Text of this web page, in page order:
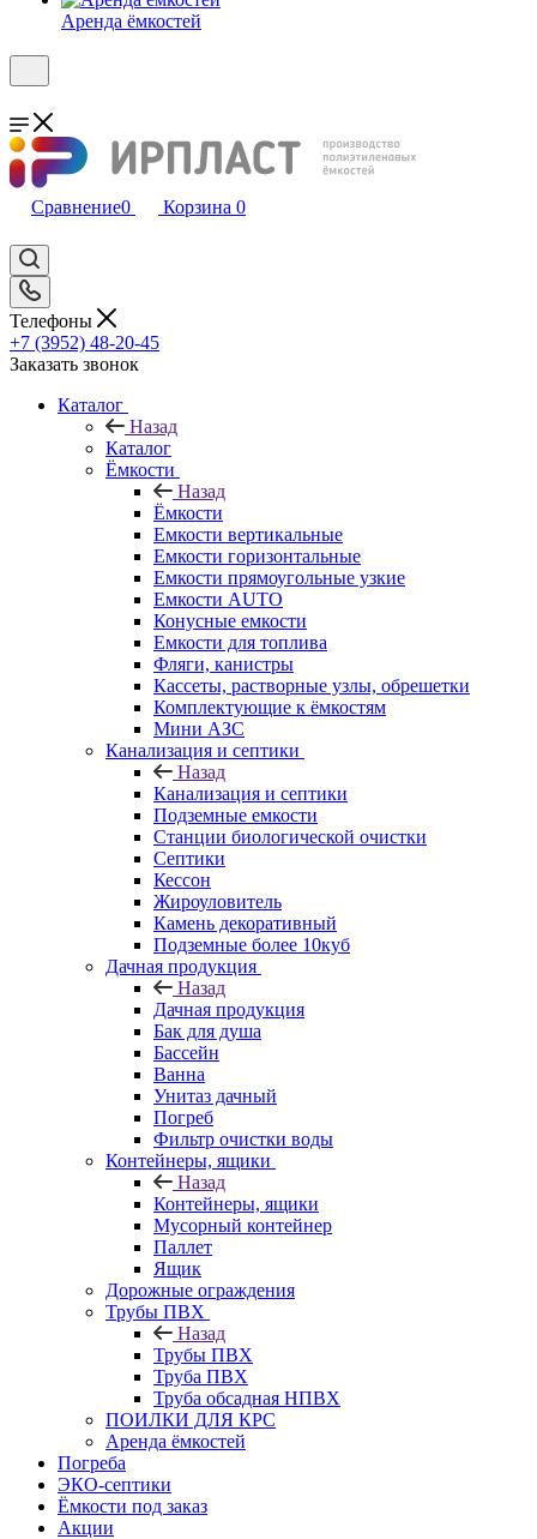
Аренда ёмкостей
Сравнение0 Корзина 0
Телефоны
+7 (3952) 48-20-45
Заказать звонок
Каталог
Назад
Каталог
Ёмкости
Назад
Ёмкости
Емкости вертикальные
Емкости горизонтальные
Емкости прямоугольные узкие
Емкости АUТО
Конусные емкости
Емкости для топлива
Фляги, канистры
Кассеты, растворные узлы, обрешетки
Комплектующие к ёмкостям
Мини АЗС
Канализация и септики
Назад
Канализация и септики
Подземные емкости
Станции биологической очистки
Септики
Кессон
Жироуловитель
Камень декоративный
Подземные более 10куб
Дачная продукция
Назад
Дачная продукция
Бак для душа
Бассейн
Ванна
Унитаз дачный
Погреб
Фильтр очистки воды
Контейнеры, ящики
Назад
Контейнеры, ящики
Мусорный контейнер
Паллет
Ящик
Дорожные ограждения
Трубы ПВХ
Назад
Трубы ПВХ
Труба ПВХ
Труба обсадная НПВХ
ПОИЛКИ ДЛЯ КРС
Аренда ёмкостей
Погреба
ЭКО-септики
Ёмкости под заказ
Акции